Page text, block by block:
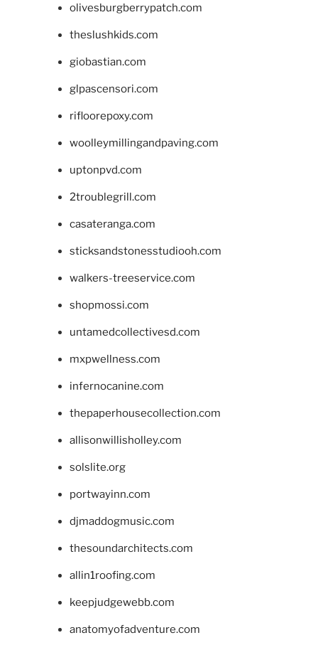
olivesburgberrypatch.com
theslushkids.com
giobastian.com
glpascensori.com
rifloorepoxy.com
woolleymillingandpaving.com
uptonpvd.com
2troublegrill.com
casateranga.com
sticksandstonesstudiooh.com
walkers-treeservice.com
shopmossi.com
untamedcollectivesd.com
mxpwellness.com
infernocanine.com
thepaperhousecollection.com
allisonwillisholley.com
solslite.org
portwayinn.com
djmaddogmusic.com
thesoundarchitects.com
allin1roofing.com
keepjudgewebb.com
anatomyofadventure.com